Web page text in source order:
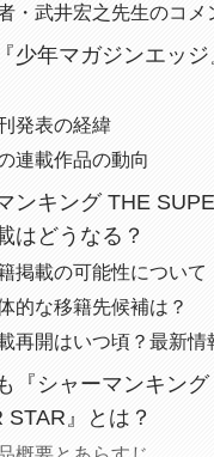
・武井宏之先生のコメ
少年マガジンエッ
発表の経緯
連載作品の動向
ンキング THE
はどうなる？
掲載の可能性について
的な移籍先候補は？
再開はいつ頃？最新情
『シャーマンキング
STAR』とは？